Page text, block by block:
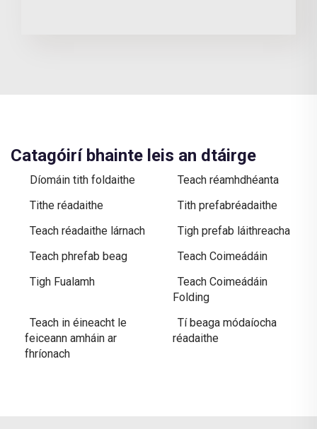
Catagóirí bhainte leis an dtáirge
Díomáin tith foldaithe
Teach réamhdhéanta
Tithe réadaithe
Tith prefabréadaithe
Teach réadaithe lárnach
Tigh prefab láithreacha
Teach phrefab beag
Teach Coimeádáin
Tigh Fualamh
Teach Coimeádáin
Folding
Teach in éineacht le
feiceann amháin ar
fhríonach
Tí beaga módaíocha
réadaithe